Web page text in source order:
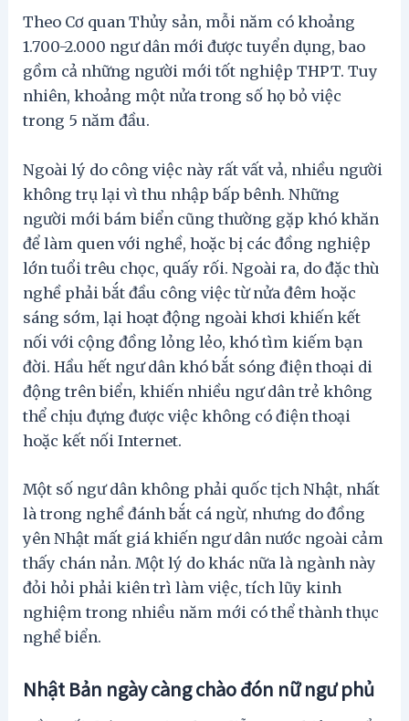
Theo Cơ quan Thủy sản, mỗi năm có khoảng
1.700-2.000 ngư dân mới được tuyển dụng, bao
gồm cả những người mới tốt nghiệp THPT. Tuy
nhiên, khoảng một nửa trong số họ bỏ việc
trong 5 năm đầu.
Ngoài lý do công việc này rất vất vả, nhiều người
không trụ lại vì thu nhập bấp bênh. Những
người mới bám biển cũng thường gặp khó khăn
để làm quen với nghề, hoặc bị các đồng nghiệp
lớn tuổi trêu chọc, quấy rối. Ngoài ra, do đặc thù
nghề phải bắt đầu công việc từ nửa đêm hoặc
sáng sớm, lại hoạt động ngoài khơi khiến kết
nối với cộng đồng lỏng lẻo, khó tìm kiếm bạn
đời. Hầu hết ngư dân khó bắt sóng điện thoại di
động trên biển, khiến nhiều ngư dân trẻ không
thể chịu đựng được việc không có điện thoại
hoặc kết nối Internet.
Một số ngư dân không phải quốc tịch Nhật, nhất
là trong nghề đánh bắt cá ngừ, nhưng do đồng
yên Nhật mất giá khiến ngư dân nước ngoài cảm
thấy chán nản. Một lý do khác nữa là ngành này
đỏi hỏi phải kiên trì làm việc, tích lũy kinh
nghiệm trong nhiều năm mới có thể thành thục
nghề biển.
Nhật Bản ngày càng chào đón nữ ngư phủ